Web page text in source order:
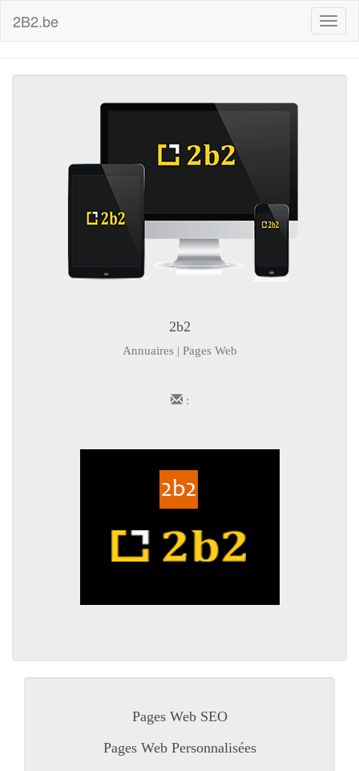
2B2.be
2b2
Annuaires | Pages Web
:
Pages Web SEO
Pages Web Personnalisées